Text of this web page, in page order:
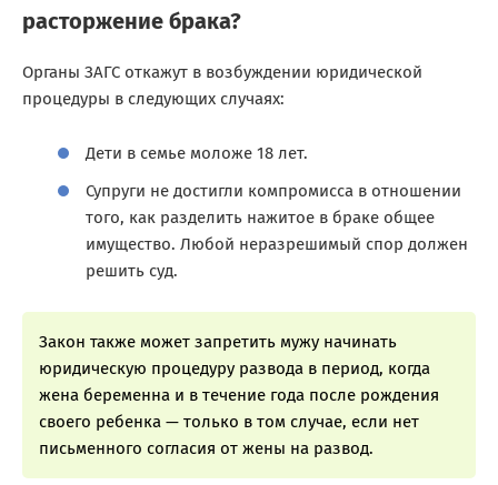
расторжение брака?
Органы ЗАГС откажут в возбуждении юридической
процедуры в следующих случаях:
Дети в семье моложе 18 лет.
Супруги не достигли компромисса в отношении
того, как разделить нажитое в браке общее
имущество. Любой неразрешимый спор должен
решить суд.
Закон также может запретить мужу начинать
юридическую процедуру развода в период, когда
жена беременна и в течение года после рождения
своего ребенка — только в том случае, если нет
письменного согласия от жены на развод.